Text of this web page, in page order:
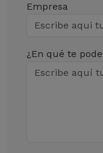
Empresa
¿En qué te